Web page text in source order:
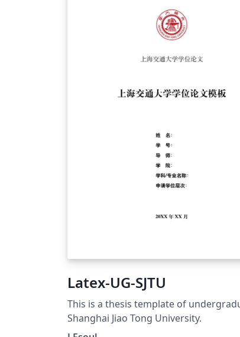
Latex-UG-SJTU
This is a thesis template of
Shanghai Jiao Tong University.